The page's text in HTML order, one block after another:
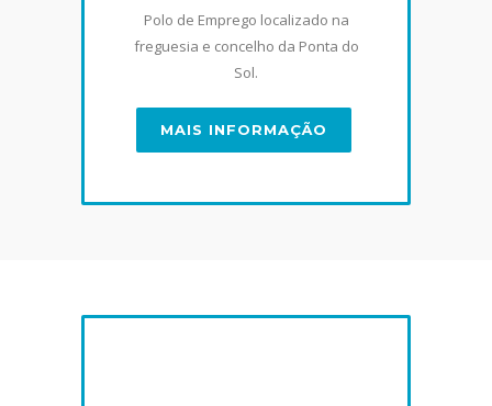
Polo de Emprego localizado na
freguesia e concelho da Ponta do
Sol.
MAIS INFORMAÇÃO